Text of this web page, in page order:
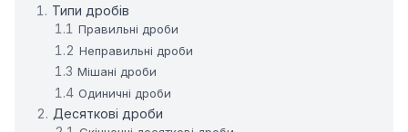
Типи дробів
Правильні дроби
Неправильні дроби
Мішані дроби
Одиничні дроби
Десяткові дроби